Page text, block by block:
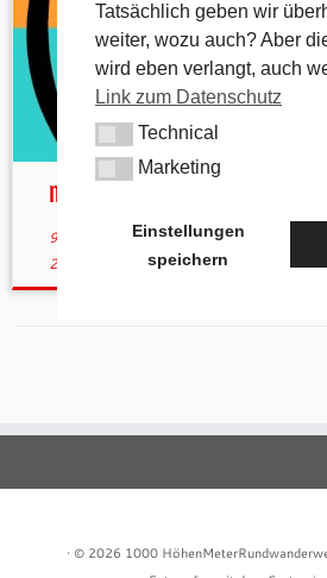
mehr Geocache auf dem
9. März 2016inAktuellesvon
2022
· © 2026 1000
Tatsächlich geben wir
weiter, wozu auch? Aber
wird eben verlangt, auch
Link zum Datenschutz
TechnicalTechnical
MarketingMarketing
Einstellungen
speichern